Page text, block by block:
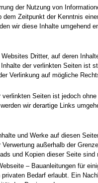
der Nutzung von
Zeitpunkt der Kenntnis
wir diese Inhalte umgehend
Dritter, auf deren
der verlinkten Seiten ist
Verlinkung auf mögliche
Seiten ist jedoch
wir derartige Links
und Werke auf diesen
außerhalb der
und Kopien dieser Seite
– Bauanleitungen für
Bedarf erlaubt. Ein